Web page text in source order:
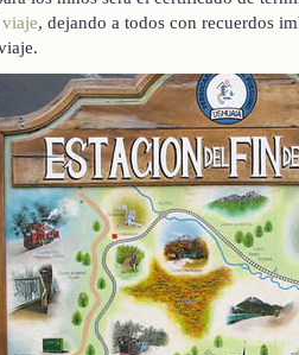
viaje, dejando a todos con recuerdos